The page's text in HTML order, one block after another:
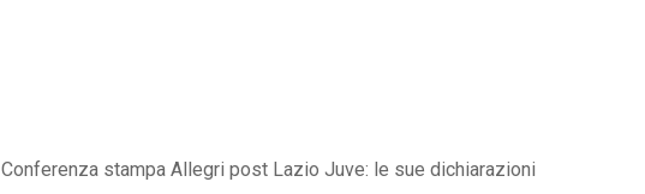
Conferenza stampa Allegri post Lazio Juve: le sue dichiarazioni